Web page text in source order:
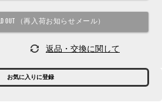
返品・交換に関して
お気に入りに登録